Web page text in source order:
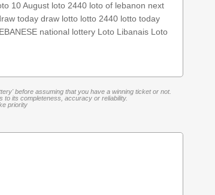
10 August loto 2440 loto of lebanon next
today draw lotto lotto 2440 lotto today
national lottery Loto Libanais Loto
before assuming that you have a winning ticket or not.
to its completeness, accuracy or reliability.
priority